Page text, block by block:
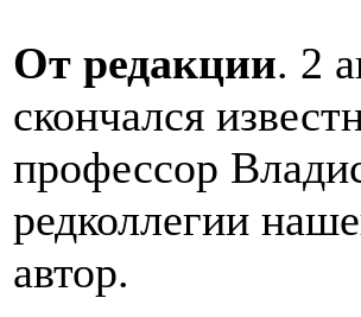
От редакции. 2
скончался
профессор
редколлегии
автор.